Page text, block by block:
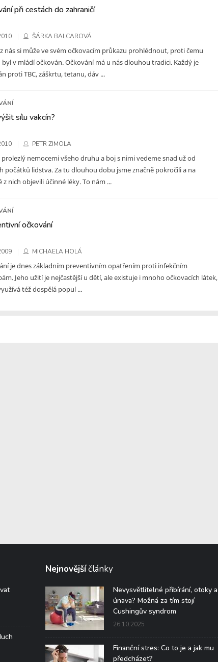
při cestách do zahraničí
ŠÁRKA BALCAROVÁ
nás si může ve svém očkovacím průkazu prohlédnout, proti čemu
byl v mládí očkován. Očkování má u nás dlouhou tradici. Každý je
proti TBC, záškrtu, tetanu, dáv ...
sílu vakcín?
PETR ZIMOLA
prolezlý nemocemi všeho druhu a boj s nimi vedeme snad už od
počátků lidstva. Za tu dlouhou dobu jsme značně pokročili a na
z nich objevili účinné léky. To nám ...
očkování
MICHAELA HOLÁ
je dnes základním preventivním opatřením proti infekčním
Jeho užití je nejčastější u dětí, ale existuje i mnoho očkovacích látek,
též dospělá popul ...
Nejnovějšíčlánky
Nevysvětlitelné přibírání, otoky a
únava? Možná za tím stojí
Cushingův syndrom
26.10.2025
Finanční stres: Co to je a jak mu
předcházet?